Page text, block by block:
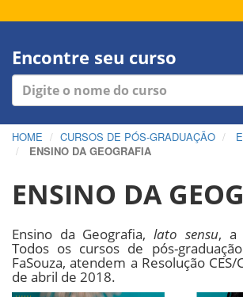
Encontre seu curso
HOME CURSOS DE PÓS-GRADUAÇÃO
ENSINO DA GEOGRAFIA
ENSINO DA
Ensino da Geografia,lato sensu, a
Todos os cursos de pós-graduação
FaSouza, atendem a Resolução CES/
de abril de 2018.